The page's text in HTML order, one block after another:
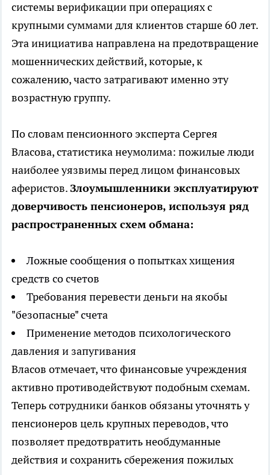
системы верификации при операциях с
крупными суммами для клиентов старше 60 лет.
Эта инициатива направлена на предотвращение
мошеннических действий, которые, к
сожалению, часто затрагивают именно эту
возрастную группу.
По словам пенсионного эксперта Сергея
Власова, статистика неумолима: пожилые люди
наиболее уязвимы перед лицом финансовых
аферистов.Злоумышленники эксплуатируют
доверчивость пенсионеров, используя ряд
распространенных схем обмана:
Ложные сообщения о попытках хищения
средств со счетов
Требования перевести деньги на якобы
"безопасные" счета
Применение методов психологического
давления и запугивания
Власов отмечает, что финансовые учреждения
активно противодействуют подобным схемам.
Теперь сотрудники банков обязаны уточнять у
пенсионеров цель крупных переводов, что
позволяет предотвратить необдуманные
действия и сохранить сбережения пожилых